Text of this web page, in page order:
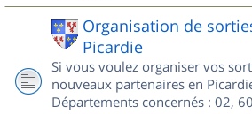
Organisation de
Picardie
Si vous voulez organiser vos
nouveaux partenaires en
Départements concernés : 02,